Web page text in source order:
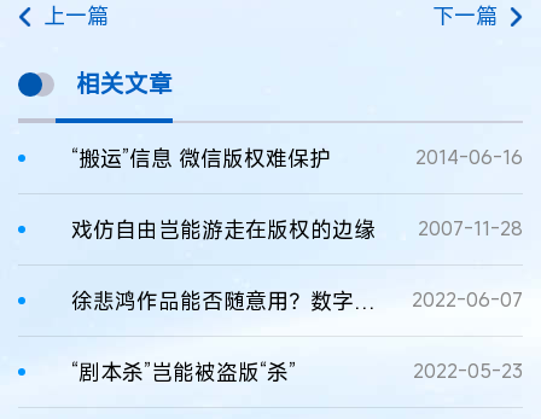
上一篇 下一篇
相关文章
“搬运”信息 微信版权难保护 2014-06-16
戏仿自由岂能游走在版权的边缘 2007-11-28
徐悲鸿作品能否随意用？数字藏品火爆背后存版权隐忧 2022-06-07
“剧本杀”岂能被盗版“杀” 2022-05-23